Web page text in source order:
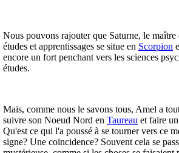
Nous pouvons rajouter que Saturne, le maître
études et apprentissages se situe en Scorpion
encore un fort penchant vers les sciences
études.
Mais, comme nous le savons tous, Amel a
suivre son Noeud Nord en Taureau et faire
Qu'est ce qui l'a poussé à se tourner vers ce
signe? Une coïncidence? Souvent cela se